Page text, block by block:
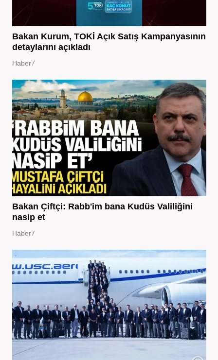
Bakan Kurum, TOKİ Açık Satış Kampanyasının
detaylarını açıkladı
Haber7
Bakan Çiftçi: Rabb'im bana Kudüs Valiliğini
nasip et
Haber7